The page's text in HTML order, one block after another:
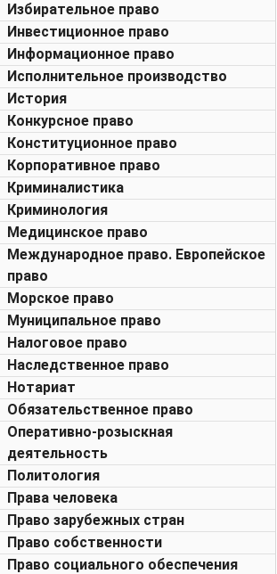
Избирательное право
Инвестиционное право
Информационное право
Исполнительное производство
История
Конкурсное право
Конституционное право
Корпоративное право
Криминалистика
Криминология
Медицинское право
Международное право. Европейское
право
Морское право
Муниципальное право
Налоговое право
Наследственное право
Нотариат
Обязательственное право
Оперативно-розыскная
деятельность
Политология
Права человека
Право зарубежных стран
Право собственности
Право социального обеспечения